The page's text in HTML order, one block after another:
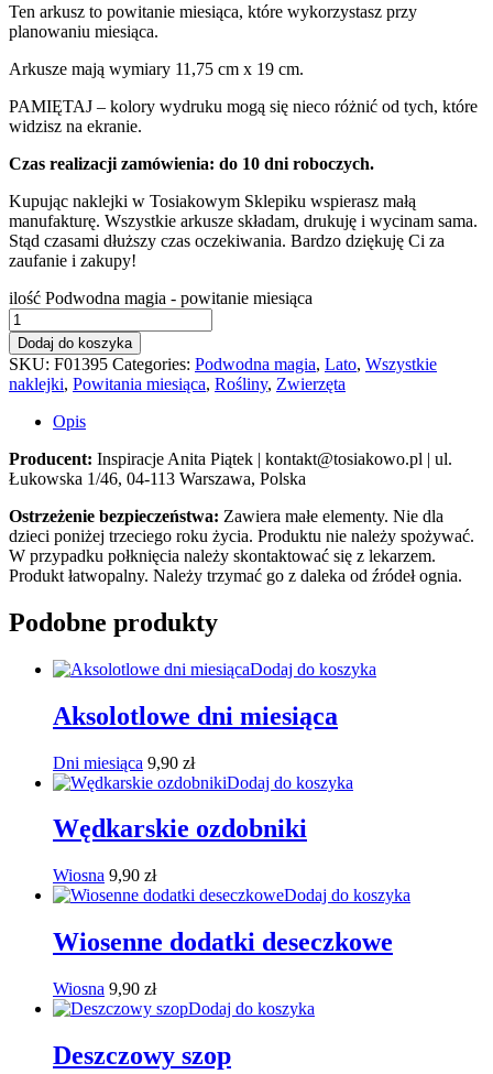
Ten arkusz to powitanie miesiąca, które wykorzystasz przy
planowaniu miesiąca.
Arkusze mają wymiary 11,75 cm x 19 cm.
PAMIĘTAJ – kolory wydruku mogą się nieco różnić od tych, które
widzisz na ekranie.
Czas realizacji zamówienia: do 10 dni roboczych.
Kupując naklejki w Tosiakowym Sklepiku wspierasz małą
manufakturę. Wszystkie arkusze składam, drukuję i wycinam sama.
Stąd czasami dłuższy czas oczekiwania. Bardzo dziękuję Ci za
zaufanie i zakupy!
ilość Podwodna magia - powitanie miesiąca
Dodaj do koszyka
SKU: F01395 Categories: Podwodna magia, Lato, Wszystkie
naklejki, Powitania miesiąca, Rośliny, Zwierzęta
Opis
Producent: Inspiracje Anita Piątek | kontakt@tosiakowo.pl | ul.
Łukowska 1/46, 04-113 Warszawa, Polska
Ostrzeżenie bezpieczeństwa: Zawiera małe elementy. Nie dla
dzieci poniżej trzeciego roku życia. Produktu nie należy spożywać.
W przypadku połknięcia należy skontaktować się z lekarzem.
Produkt łatwopalny. Należy trzymać go z daleka od źródeł ognia.
Podobne produkty
Dodaj do koszyka
Aksolotlowe dni miesiąca
Dni miesiąca 9,90 zł
Dodaj do koszyka
Wędkarskie ozdobniki
Wiosna 9,90 zł
Dodaj do koszyka
Wiosenne dodatki deseczkowe
Wiosna 9,90 zł
Dodaj do koszyka
Deszczowy szop